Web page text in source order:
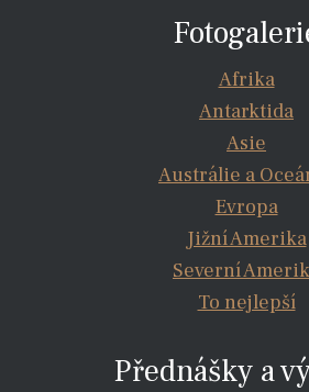
Afrika
Antarktida
Asie
Austrálie a
Evropa
Jižní Amerika
Severní
To nejlepší
Přednášky a